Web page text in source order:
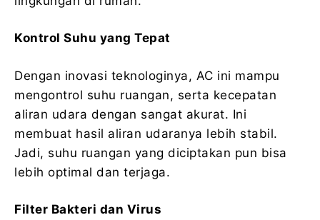
Kontrol Suhu yang Tepat
Dengan inovasi teknologinya, AC ini mampu
mengontrol suhu ruangan, serta kecepatan
aliran udara dengan sangat akurat. Ini
membuat hasil aliran udaranya lebih stabil.
Jadi, suhu ruangan yang diciptakan pun bisa
lebih optimal dan terjaga.
Filter Bakteri dan Virus